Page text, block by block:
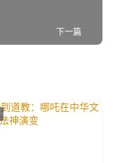
下一篇